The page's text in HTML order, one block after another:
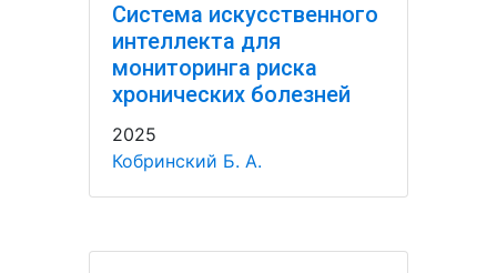
Система искусственного
интеллекта для
мониторинга риска
хронических болезней
2025
Кобринский Б. А.